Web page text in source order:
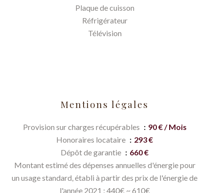
Plaque de cuisson
Réfrigérateur
Télévision
Mentions légales
Provision sur charges récupérables
90 € / Mois
Honoraires locataire
293 €
Dépôt de garantie
660 €
Montant estimé des dépenses annuelles d'énergie pour
un usage standard, établi à partir des prix de l'énergie de
l'année 2021 : 440€ ~ 610€